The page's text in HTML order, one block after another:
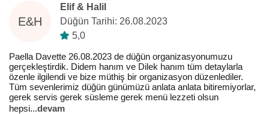
E&H
Elif & Halil
Düğün Tarihi: 26.08.2023
5,0
Paella Davette 26.08.2023 de düğün organizasyonumuzu
gerçekleştirdik. Didem hanım ve Dilek hanım tüm detaylarla
özenle ilgilendi ve bize müthiş bir organizasyon düzenlediler.
Tüm sevenlerimiz düğün günümüzü anlata anlata bitiremiyorlar,
gerek servis gerek süsleme gerek menü lezzeti olsun
hepsi...devam